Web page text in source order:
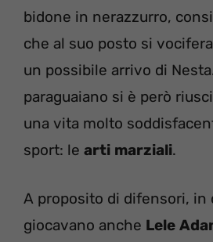
bidone in nerazzurro,
che al suo posto si
un possibile arrivo di
paraguaiano si è però
una vita molto
sport: le arti marziali.
A proposito di difensori, in
giocavano anche Lele